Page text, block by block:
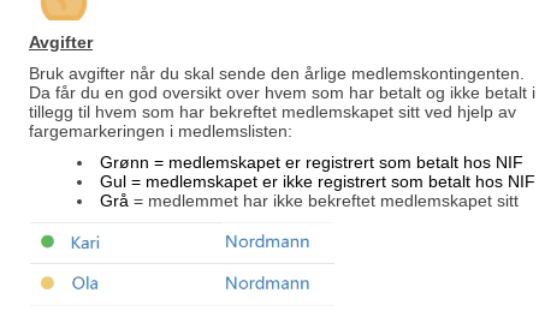
Avgifter
Bruk avgifter når du skal sende den årlige medlemskontingenten.
Da får du en god oversikt over hvem som har betalt og ikke betalt i
tillegg til hvem som har bekreftet medlemskapet sitt ved hjelp av
fargemarkeringen i medlemslisten:
Grønn = medlemskapet er registrert som betalt hos NIF
Gul = medlemskapet er ikke registrert som betalt hos NIF
Grå = medlemmet har ikke bekreftet medlemskapet sitt